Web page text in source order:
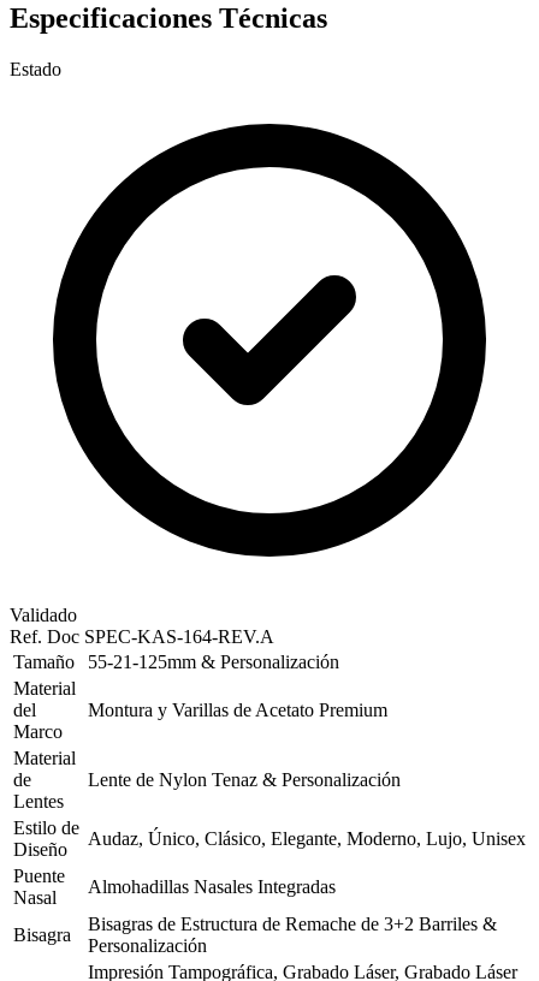
Especificaciones Técnicas
Estado
Validado
Ref. Doc SPEC-KAS-164-REV.A
Tamaño
55-21-125mm & Personalización
Material
del
Marco
Montura y Varillas de Acetato Premium
Material
de
Lentes
Lente de Nylon Tenaz & Personalización
Estilo de
Diseño
Audaz, Único, Clásico, Elegante, Moderno, Lujo, Unisex
Puente
Nasal
Almohadillas Nasales Integradas
Bisagra
Bisagras de Estructura de Remache de 3+2 Barriles &
Personalización
Impresión Tampográfica, Grabado Láser, Grabado Láser